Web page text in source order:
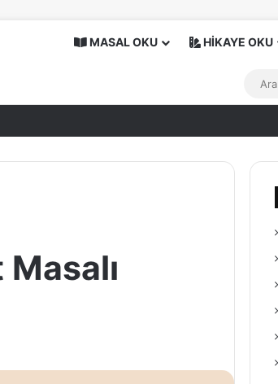
MASAL OKU HİKAYE OKU